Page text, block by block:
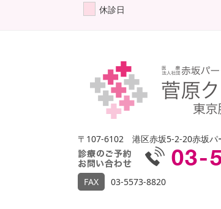
休診日
〒107-6102 港区赤坂5-2-20赤坂パ
FAX 03-5573-8820